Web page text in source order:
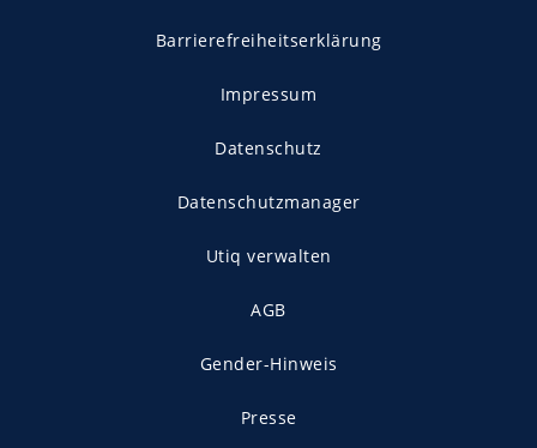
Barrierefreiheitserklärung
Impressum
Datenschutz
Datenschutzmanager
Utiq verwalten
AGB
Gender-Hinweis
Presse